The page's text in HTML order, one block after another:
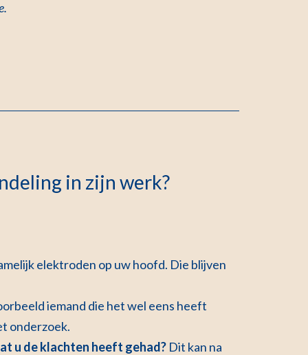
.
in zijn werk?
elektroden op uw hoofd. Die blijven
iemand die het wel eens heeft
onderzoek.
u de klachten heeft gehad? Dit kan na